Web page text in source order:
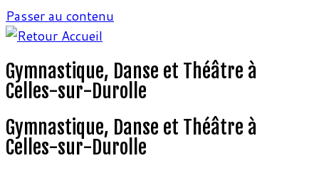
Passer au contenu
Gymnastique, Danse et Théâtre à
Celles-sur-Durolle
Gymnastique, Danse et Théâtre à
Celles-sur-Durolle